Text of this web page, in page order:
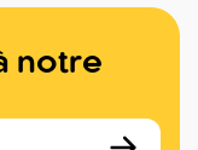
notre